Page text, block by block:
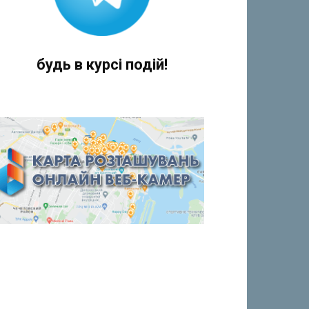
будь в курсі подій!